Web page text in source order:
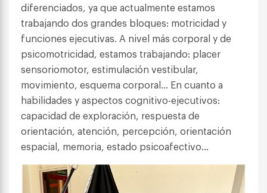
diferenciados, ya que actualmente estamos
trabajando dos grandes bloques: motricidad y
funciones ejecutivas. A nivel más corporal y de
psicomotricidad, estamos trabajando: placer
sensoriomotor, estimulación vestibular,
movimiento, esquema corporal… En cuanto a
habilidades y aspectos cognitivo-ejecutivos:
capacidad de exploración, respuesta de
orientación, atención, percepción, orientación
espacial, memoria, estado psicoafectivo…